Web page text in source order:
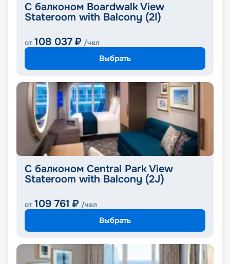
С балконом Boardwalk View
Stateroom with Balcony (2I)
от 108 037 ₽ /чел
Выбрать
С балконом Central Park View
Stateroom with Balcony (2J)
от 109 761 ₽ /чел
Выбрать